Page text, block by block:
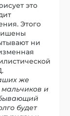
это
Этого
ни
же
мальчиков и
будет